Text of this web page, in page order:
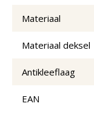
Materiaal
Materiaal deksel
Antikleeflaag
EAN